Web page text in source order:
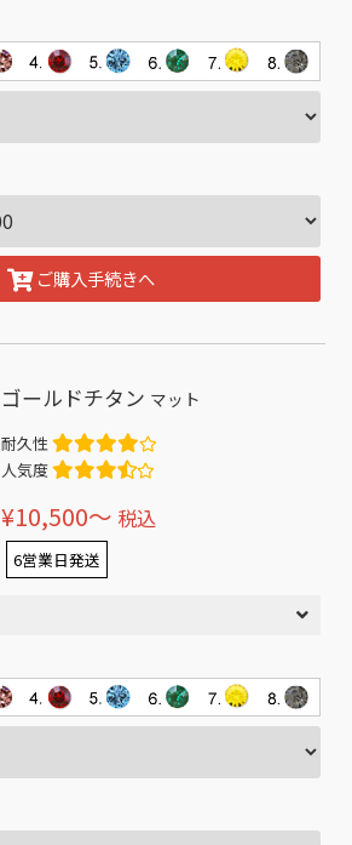
ご購入手続きへ
ゴールドチタン マット
耐久性
人気度
¥10,500〜 税込
6営業日発送